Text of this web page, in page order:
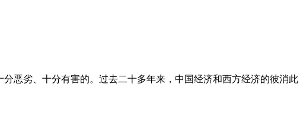
恶劣、十分有害的。过去二十多年来，中国经济和西方经济的彼消此